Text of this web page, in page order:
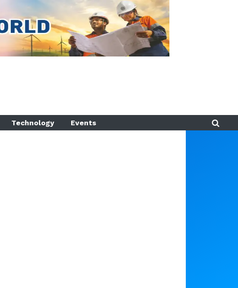
Technology Events